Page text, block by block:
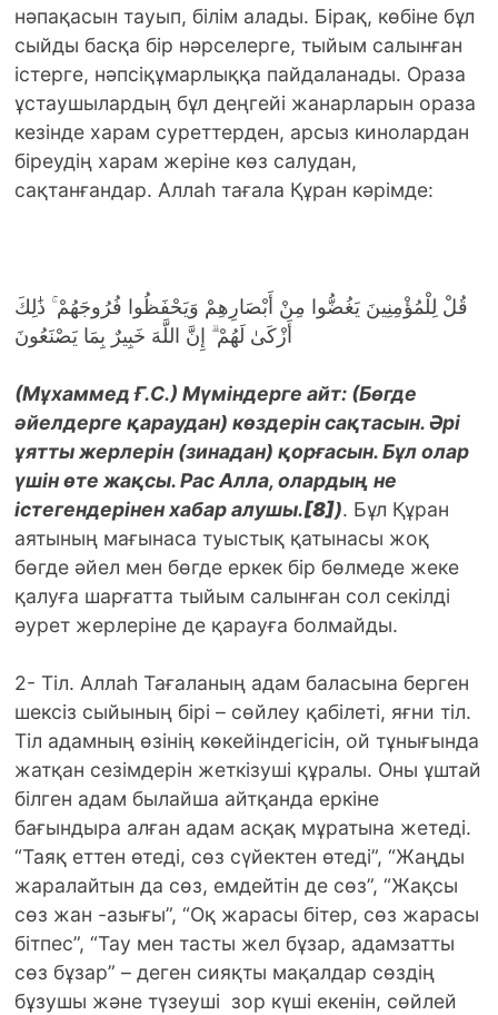
нәпақасын тауып, білім алады. Бірақ, көбіне бұл
сыйды басқа бір нәрселерге, тыйым салынған
істерге, нәпсіқұмарлыққа пайдаланады. Ораза
ұстаушылардың бұл деңгейі жанарларын ораза
кезінде харам суреттерден, арсыз кинолардан
біреудің харам жеріне көз салудан,
сақтанғандар. Аллаһ тағала Құран кәрімде:
قُلْ لِلْمُؤْمِنِينَ يَغُضُّوا مِنْ أَبْصَارِهِمْ وَيَحْفَظُوا فُرُوجَهُمْ ۚ ذَٰلِكَ
أَزْكَىٰ لَهُمْ ۗ إِنَّ اللَّهَ خَبِيرٌ بِمَا يَصْنَعُونَ
(Мұхаммед Ғ.С.) Мүміндерге айт: (Бөгде
әйелдерге қараудан) көздерін сақтасын. Әрі
ұятты жерлерін (зинадан) қорғасын. Бұл олар
үшін өте жақсы. Рас Алла, олардың не
істегендерінен хабар алушы.[8]). Бұл Құран
аятының мағынаса туыстық қатынасы жоқ
бөгде әйел мен бөгде еркек бір бөлмеде жеке
қалуға шарғатта тыйым салынған сол секілді
әурет жерлеріне де қарауға болмайды.
2- Тіл. Аллаһ Тағаланың адам баласына берген
шексіз сыйының бірі – cөйлеу қабілеті, яғни тіл.
Тіл адамның өзінің көкейіндегісін, ой тұнығында
жатқан сезімдерін жеткізуші құралы. Оны ұштай
білген адам былайша айтқанда еркіне
бағындыра алған адам асқақ мұратына жетеді.
“Таяқ еттен өтеді, сөз сүйектен өтеді”, “Жаңды
жаралайтын да сөз, емдейтін де сөз”, “Жақсы
сөз жан -азығы”, “Оқ жарасы бітер, сөз жарасы
бітпес”, “Тау мен тасты жел бұзар, адамзатты
сөз бұзар” – деген сияқты мақалдар сөздің
бұзушы және түзеуші зор күші екенін, сөйлей